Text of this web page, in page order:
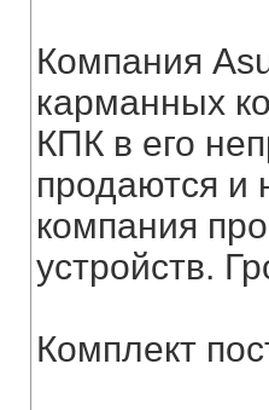
Компания
карманных
КПК в его
продаются и
компания
устройств.
Комплект